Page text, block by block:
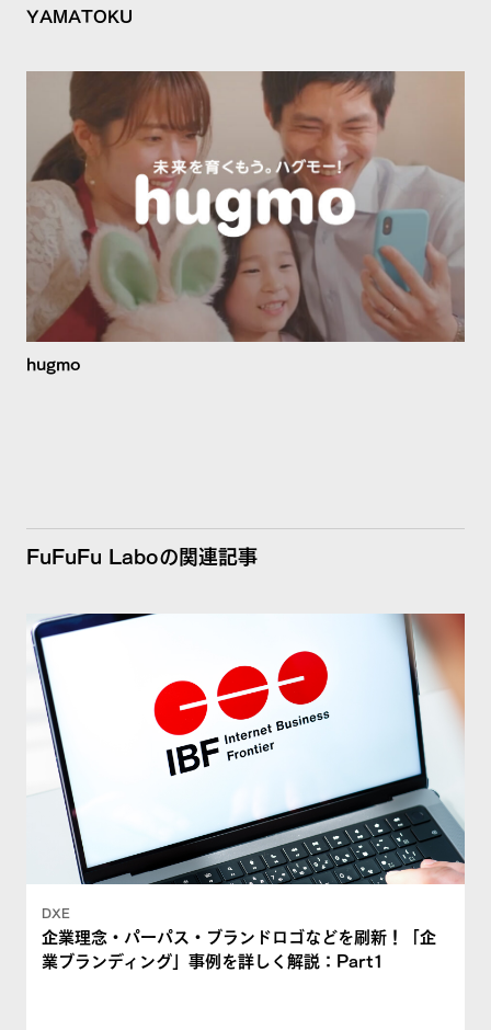
YAMATOKU
hugmo
FuFuFu Laboの関連記事
DXE
企業理念・パーパス・ブランドロゴなどを刷新！「企
業ブランディング」事例を詳しく解説：Part1